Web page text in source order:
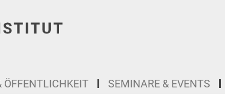
ÖFFENTLICHKEIT SEMINARE & EVENTS